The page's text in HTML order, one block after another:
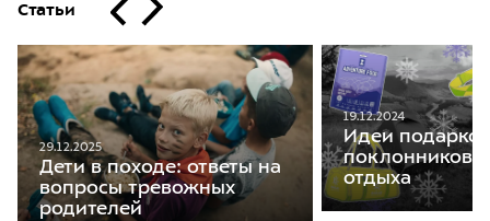
Статьи
29.12.2025
Дети в походе: ответы на
вопросы тревожных
родителей
19.12.2024
Идеи
поклонников
отдыха